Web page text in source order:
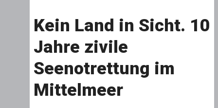
Kein Land in Sicht. 10
Jahre zivile
Seenotrettung im
Mittelmeer